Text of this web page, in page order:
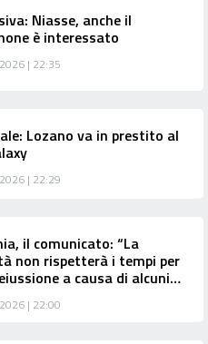
Niasse, anche il
è interessato
| 22:35
Lozano va in prestito al
| 22:29
il comunicato: “La
non rispetterà i tempi per
a causa di alcuni
| 22:00